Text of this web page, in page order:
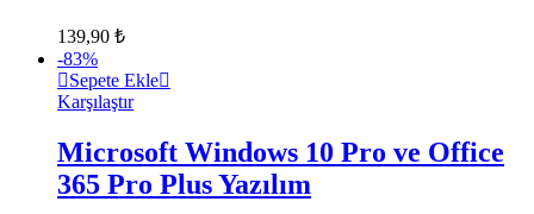
139,90 ₺
-83%
Sepete Ekle
Karşılaştır
Microsoft Windows 10 Pro ve Office
365 Pro Plus Yazılım